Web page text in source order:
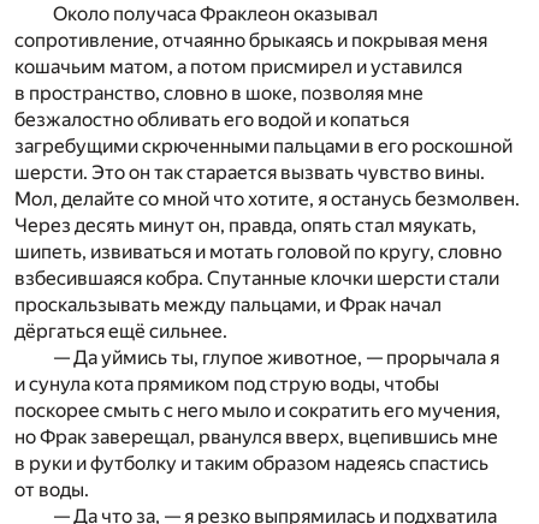
Около получаса Фраклеон оказывал
сопротивление, отчаянно брыкаясь и покрывая меня
кошачьим матом, а потом присмирел и уставился
в пространство, словно в шоке, позволяя мне
безжалостно обливать его водой и копаться
загребущими скрюченными пальцами в его роскошной
шерсти. Это он так старается вызвать чувство вины.
Мол, делайте со мной что хотите, я останусь безмолвен.
Через десять минут он, правда, опять стал мяукать,
шипеть, извиваться и мотать головой по кругу, словно
взбесившаяся кобра. Спутанные клочки шерсти стали
проскальзывать между пальцами, и Фрак начал
дёргаться ещё сильнее.
— Да уймись ты, глупое животное, — прорычала я
и сунула кота прямиком под струю воды, чтобы
поскорее смыть с него мыло и сократить его мучения,
но Фрак заверещал, рванулся вверх, вцепившись мне
в руки и футболку и таким образом надеясь спастись
от воды.
— Да что за, — я резко выпрямилась и подхватила